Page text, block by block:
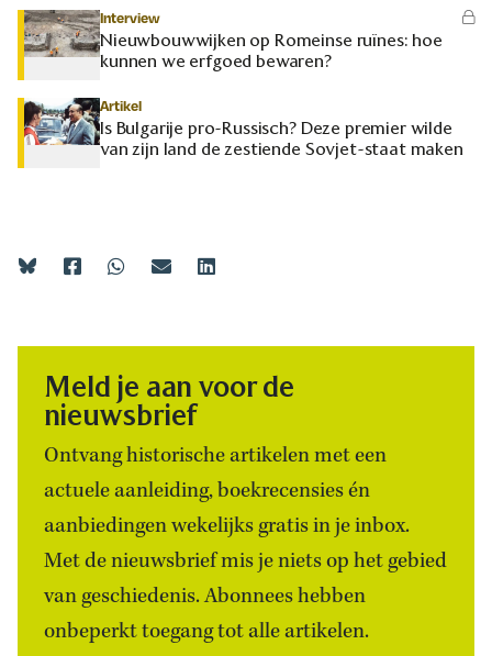
Interview
Nieuwbouwwijken op Romeinse ruïnes: hoe
kunnen we erfgoed bewaren?
Artikel
Is Bulgarije pro-Russisch? Deze premier wilde
van zijn land de zestiende Sovjet-staat maken
Meld je aan voor de
nieuwsbrief
Ontvang historische artikelen met een
actuele aanleiding, boekrecensies én
aanbiedingen wekelijks gratis in je inbox.
Met de nieuwsbrief mis je niets op het gebied
van geschiedenis. Abonnees hebben
onbeperkt toegang tot alle artikelen.